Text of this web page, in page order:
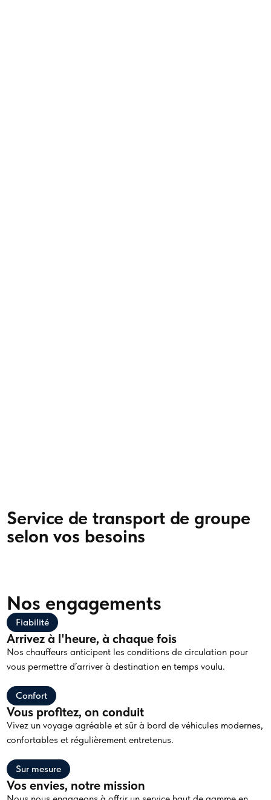
Service de transport de groupe
selon vos besoins
Nos engagements
Fiabilité
Arrivez à l'heure, à chaque fois
Nos chauffeurs anticipent les conditions de circulation pour
vous permettre d’arriver à destination en temps voulu.
Confort
Vous profitez, on conduit
Vivez un voyage agréable et sûr à bord de véhicules modernes,
confortables et régulièrement entretenus.
Sur mesure
Vos envies, notre mission